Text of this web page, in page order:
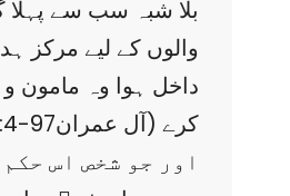
والوں کے لیے
داخل ہوا وہ مامون
کرے (آل عمران97-96:4)
اور جو شخص اس